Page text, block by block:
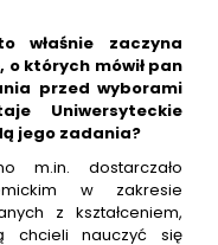
właśnie zaczyna
których mówił pan
przed wyborami
Uniwersyteckie
jego zadania?
m.in. dostarczało
w zakresie
z kształceniem,
chcieli nauczyć się